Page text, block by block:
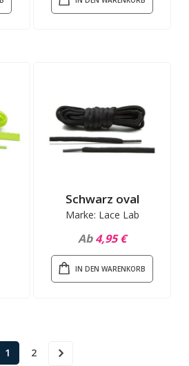
Schwarz oval
Marke: Lace Lab
Ab 4,95 €
IN DEN WARENKORB
SeiteSie lesen gerade die Seite
1 Seite
2 Seite
Weiter